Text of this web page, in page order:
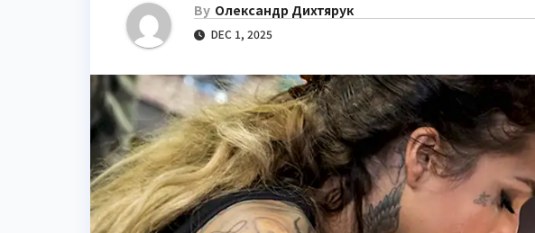
By Олександр Дихтярук
DEC 1, 2025